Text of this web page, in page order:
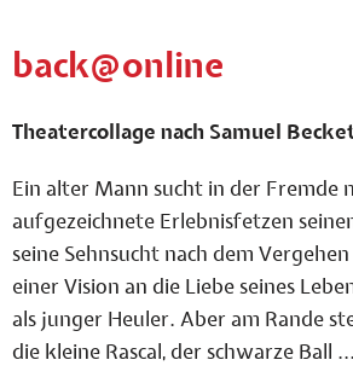
back@online
Theatercollage nach Samuel
Ein alter Mann sucht in der Fremde
aufgezeichnete Erlebnisfetzen
seine Sehnsucht nach dem
einer Vision an die Liebe seines
als junger Heuler. Aber am Rande
die kleine Rascal, der schwarze